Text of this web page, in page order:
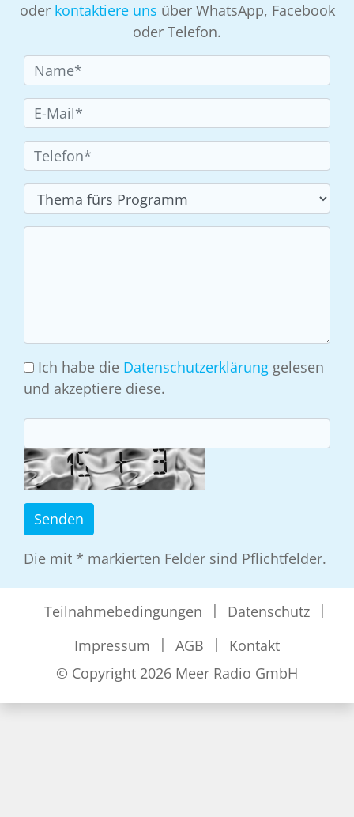
oder kontaktiere uns über WhatsApp, Facebook
oder Telefon.
Ich habe die Datenschutzerklärung gelesen
und akzeptiere diese.
Die mit * markierten Felder sind Pflichtfelder.
Teilnahmebedingungen
Datenschutz
Impressum
AGB
Kontakt
© Copyright 2026 Meer Radio GmbH